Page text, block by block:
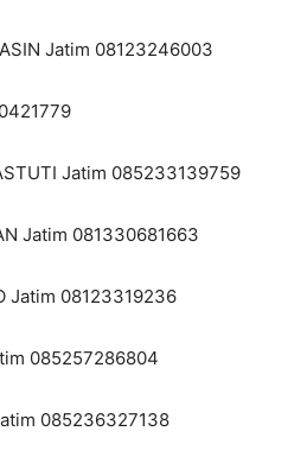
Jatim 08123246003
Jatim 085233139759
Jatim 081330681663
Jatim 08123319236
085257286804
085236327138